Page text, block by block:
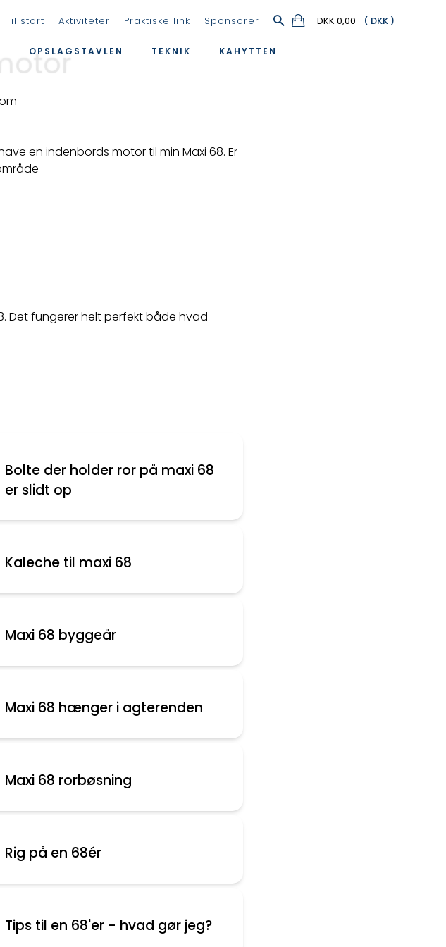
DKK 0,00
Til start Aktiviteter Praktiske link Sponsorer
OPSLAGSTAVLEN TEKNIK KAHYTTEN
en indenbords motor til min Maxi 68. Er
Det fungerer helt perfekt både hvad
Bolte der holder ror på maxi 68
er slidt op
Kaleche til maxi 68
Maxi 68 byggeår
Maxi 68 hænger i agterenden
Maxi 68 rorbøsning
Rig på en 68ér
Tips til en 68'er - hvad gør jeg?